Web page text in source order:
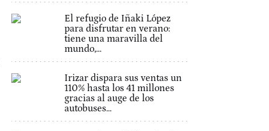
El refugio de Iñaki López
para disfrutar en verano:
tiene una maravilla del
mundo,...
Irizar dispara sus ventas un
110% hasta los 41 millones
gracias al auge de los
autobuses...